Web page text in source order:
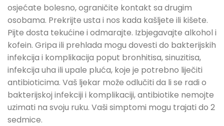
osjećate bolesno, ograničite kontakt sa drugim
osobama. Prekrijte usta i nos kada kašljete ili kišete.
Pijte dosta tekućine i odmarajte. Izbjegavajte alkohol i
kofein. Gripa ili prehlada mogu dovesti do bakterijskih
infekcija i komplikacija poput bronhitisa, sinuzitisa,
infekcija uha ili upale pluća, koje je potrebno liječiti
antibioticima. Vaš ljekar može odlučiti da li se radi o
bakterijskoj infekciji i komplikaciji, antibiotike nemojte
uzimati na svoju ruku. Vaši simptomi mogu trajati do 2
sedmice.